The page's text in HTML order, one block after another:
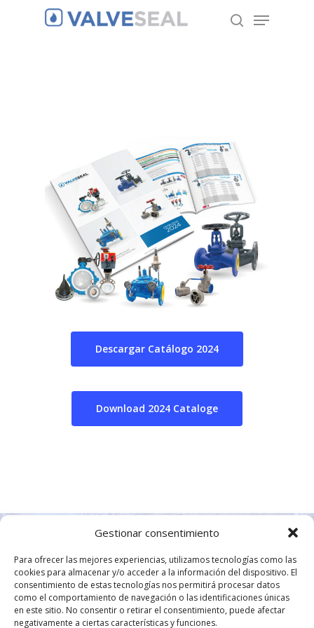
Gestionar consentimiento
Para ofrecer las mejores experiencias, utilizamos tecnologías como las
cookies para almacenar y/o acceder a la información del dispositivo. El
consentimiento de estas tecnologías nos permitirá procesar datos
como el comportamiento de navegación o las identificaciones únicas
en este sitio. No consentir o retirar el consentimiento, puede afectar
negativamente a ciertas características y funciones.
Descargar Catálogo 2024
Download 2024 Cataloge
Política de calidad/Condiciones Generales de
venta
Home
Productos
Válvulas Tecflow –
Válvulas de
Válvulas de
válvulas de
tienen por objetivo
fluido en
de presión. Son
en cualquier
industrial.
ofrece una amplia
Válvulas Automáticas
Actuador
Válvula de Bola
Eléctrica
Válvula de
Neumática.
Válvulas de Control
Rubber
Juntas de Fibras
Comprimidas V-Seal
Juntas de Grafito
V-Graf
Juntas de PTFE V-
Ventómetros
Niveles
Presostato y
Válvulas Vasa
Bloger
Contacto
Español